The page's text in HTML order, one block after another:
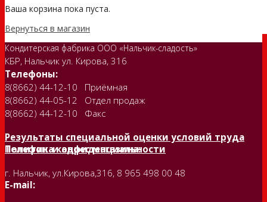
Ваша корзина пока пуста.
Вернуться в магазин
Кондитерская фабрика ООО «Нальчик-сладость»
КБР, Нальчик ул. Кирова, 316
Телефоны:
8(8662) 44-12-10 Приёмная
8(8662) 44-05-12 Отдел продаж
8(8662) 44-12-10 Факс
Результаты специальной оценки условий труда
Политика конфиденциальности
Телефон и адрес магазина:
г. Нальчик, ул.Кирова,316, 8 965 498 00 48
E-mail: